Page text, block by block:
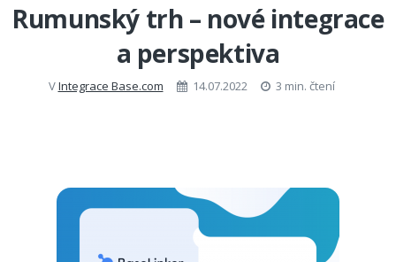
Rumunský trh – nové integrace
a perspektiva
VIntegrace Base.com 14.07.2022 3 min. čtení